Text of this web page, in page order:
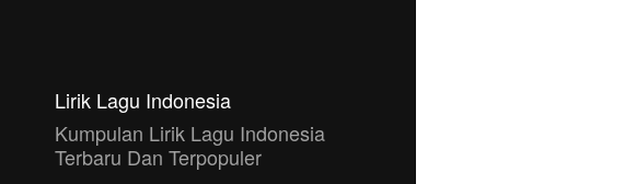
Lirik Lagu Indonesia
Kumpulan Lirik Lagu Indonesia
Terbaru Dan Terpopuler